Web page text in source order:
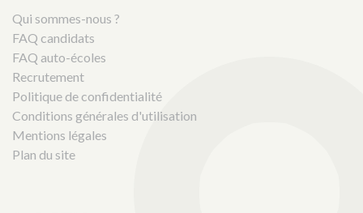
Qui sommes-nous ?
FAQ candidats
FAQ auto-écoles
Recrutement
Politique de confidentialité
Conditions générales d'utilisation
Mentions légales
Plan du site